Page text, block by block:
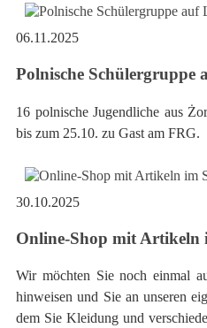
06.11.2025
Polnische Schülergruppe
16 polnische Jugendliche aus
bis zum 25.10. zu Gast am FRG.
30.10.2025
Online-Shop mit Artikeln
Wir möchten Sie noch einmal
hinweisen und Sie an unseren
dem Sie Kleidung und